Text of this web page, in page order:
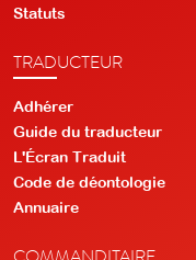
Statuts
TRADUCTEUR
Adhérer
Guide du traducteur
L'Écran Traduit
Code de déontologie
Annuaire
COMMANDITAIRE